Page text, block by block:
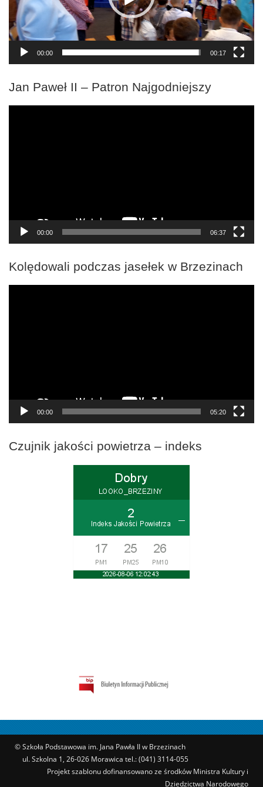
00:00 00:17
Jan Paweł II – Patron Najgodniejszy
00:00 06:37
Kolędowali podczas jasełek w Brzezinach
00:00 05:20
Czujnik jakości powietrza – indeks
© Szkoła Podstawowa im. Jana Pawła II w Brzezinach
ul. Szkolna 1, 26-026 Morawica tel.: (041) 3114-055
Projekt szablonu dofinansowano ze środków Ministra Kultury i
Dziedzictwa Narodowego